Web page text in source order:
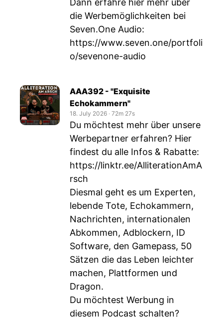
Dann erfahre hier mehr über
die Werbemöglichkeiten bei
Seven.One Audio:
https://www.seven.one/portfoli
o/sevenone-audio
AAA392 - "Exquisite
Echokammern"
18. July 2026 ‧ 72m 27s
Du möchtest mehr über unsere
Werbepartner erfahren? Hier
findest du alle Infos & Rabatte:
https://linktr.ee/AlliterationAmA
rsch
Diesmal geht es um Experten,
lebende Tote, Echokammern,
Nachrichten, internationalen
Abkommen, Adblockern, ID
Software, den Gamepass, 50
Sätzen die das Leben leichter
machen, Plattformen und
Dragon.
Du möchtest Werbung in
diesem Podcast schalten?